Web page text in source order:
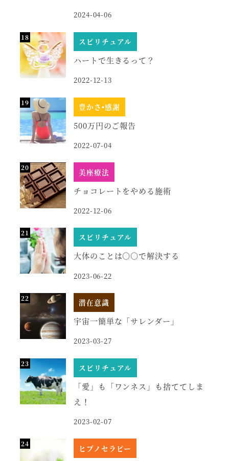
2024-04-06
スピリチュアル
ハートで生きるって？
2022-12-13
豊かさ•感謝
500万円のご報告
2022-07-04
美座療法
チョコレートをやめる施術
2022-12-06
スピリチュアル
大体のことは○○で解決する
2023-06-22
潜在意識
宇宙一簡単な「サレンダー」
2023-03-27
スピリチュアル
「愛」も「ワンネス」も捨ててしま
え！
2023-02-07
ヒプノセラピー